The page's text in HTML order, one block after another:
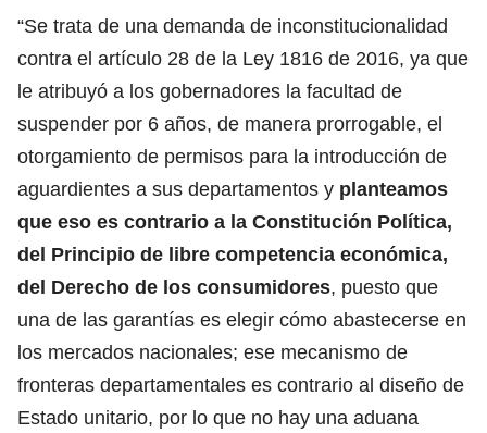
“Se trata de una demanda de inconstitucionalidad
contra el artículo 28 de la Ley 1816 de 2016, ya que
le atribuyó a los gobernadores la facultad de
suspender por 6 años, de manera prorrogable, el
otorgamiento de permisos para la introducción de
aguardientes a sus departamentos y planteamos
que eso es contrario a la Constitución Política,
del Principio de libre competencia económica,
del Derecho de los consumidores, puesto que
una de las garantías es elegir cómo abastecerse en
los mercados nacionales; ese mecanismo de
fronteras departamentales es contrario al diseño de
Estado unitario, por lo que no hay una aduana